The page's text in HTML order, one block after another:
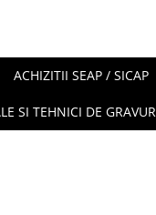
ACHIZITII SEAP / SICAP
SI TEHNICI DE